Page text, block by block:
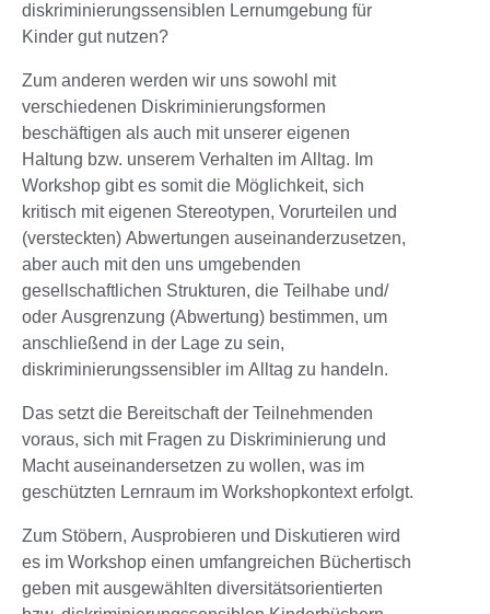
diskriminierungssensiblen Lernumgebung für
Kinder gut nutzen?
Zum anderen werden wir uns sowohl mit
verschiedenen Diskriminierungsformen
beschäftigen als auch mit unserer eigenen
Haltung bzw. unserem Verhalten im Alltag. Im
Workshop gibt es somit die Möglichkeit, sich
kritisch mit eigenen Stereotypen, Vorurteilen und
(versteckten) Abwertungen auseinanderzusetzen,
aber auch mit den uns umgebenden
gesellschaftlichen Strukturen, die Teilhabe und/
oder Ausgrenzung (Abwertung) bestimmen, um
anschließend in der Lage zu sein,
diskriminierungssensibler im Alltag zu handeln.
Das setzt die Bereitschaft der Teilnehmenden
voraus, sich mit Fragen zu Diskriminierung und
Macht auseinandersetzen zu wollen, was im
geschützten Lernraum im Workshopkontext erfolgt.
Zum Stöbern, Ausprobieren und Diskutieren wird
es im Workshop einen umfangreichen Büchertisch
geben mit ausgewählten diversitätsorientierten